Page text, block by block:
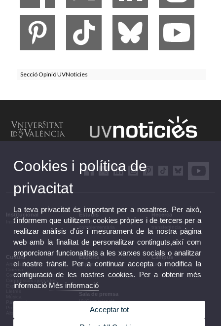
Secció Opinió UVNoticies
Institucional
Institucional
Estudis
Estudis i formació
Recerca
Recerca, innovació i
Cultura
Arts escèniques
Conferències i debats
Congressos i jornades
Exposicions
Patrimoni
Esports
Esports
Campus
Campus
Sala de premsa
UVComunicació
Notes de premsa
Agenda de govern
Cookies i política de
privacitat
La teva privacitat és important per a nosaltres. Per això,
t'informem que utilitzem cookies pròpies i de tercers per a
realitzar anàlisis d'ús i mesurament de la nostra pàgina
web amb la finalitat de personalitzar continguts,així com
proporcionar funcionalitats a les xarxes socials o analitzar
el nostre trànsit. Per a continuar accepta o modifica la
configuració de les nostres cookies. Per a obtenir més
informació Més informació
Acceptar tot